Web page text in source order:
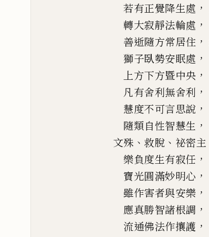
若有正覺降生處 ，
轉大寂靜法輪處 ，
善逝隨方常居住 ，
獅子臥勢安眠處 ，
上方下方暨中央 ，
凡有舍利無舍利 ，
慧度不可言思說 ，
隨類自性智慧生 ，
文殊 、救脫 、 祕密主
樂負度生有寂任 ，
寶光圓滿妙明心 ，
雖作害者與安樂 ，
應真勝智諸根調 ，
流通佛法作攘護 ，